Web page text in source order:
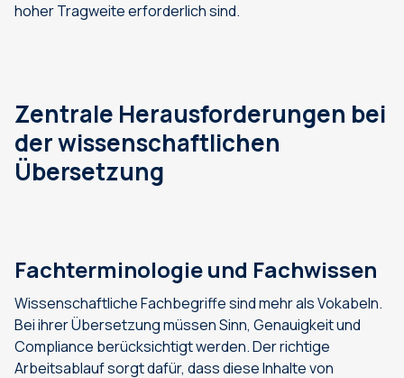
hoher Tragweite erforderlich sind.
Zentrale Herausforderungen bei
der wissenschaftlichen
Übersetzung
Fachterminologie und Fachwissen
Wissenschaftliche Fachbegriffe sind mehr als Vokabeln.
Bei ihrer Übersetzung müssen Sinn, Genauigkeit und
Compliance berücksichtigt werden. Der richtige
Arbeitsablauf sorgt dafür, dass diese Inhalte von